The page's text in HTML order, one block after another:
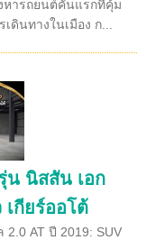
หารถยนต์คันแรกที่คุ้ม
นทางในเมือง ก...
น นิสสัน เอก
เกียร์ออโต้
AT ปี 2019: SUV